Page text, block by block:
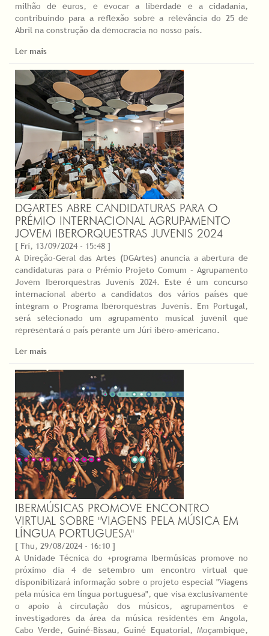
milhão de euros, e evocar a liberdade e a cidadania,
contribuindo para a reflexão sobre a relevância do 25 de
Abril na construção da democracia no nosso país.
Ler mais
DGARTES ABRE CANDIDATURAS PARA O
PRÉMIO INTERNACIONAL AGRUPAMENTO
JOVEM IBERORQUESTRAS JUVENIS 2024
[ Fri, 13/09/2024 - 15:48 ]
A Direção-Geral das Artes (DGArtes) anuncia a abertura de
candidaturas para o Prémio Projeto Comum – Agrupamento
Jovem Iberorquestras Juvenis 2024. Este é um concurso
internacional aberto a candidatos dos vários países que
integram o Programa Iberorquestras Juvenis. Em Portugal,
será selecionado um agrupamento musical juvenil que
representará o país perante um Júri ibero-americano.
Ler mais
IBERMÚSICAS PROMOVE ENCONTRO
VIRTUAL SOBRE "VIAGENS PELA MÚSICA EM
LÍNGUA PORTUGUESA"
[ Thu, 29/08/2024 - 16:10 ]
A Unidade Técnica do +programa Ibermúsicas promove no
próximo dia 4 de setembro um encontro virtual que
disponibilizará informação sobre o projeto especial "Viagens
pela música em língua portuguesa", que visa exclusivamente
o apoio à circulação dos músicos, agrupamentos e
investigadores da área da música residentes em Angola,
Cabo Verde, Guiné-Bissau, Guiné Equatorial, Moçambique,